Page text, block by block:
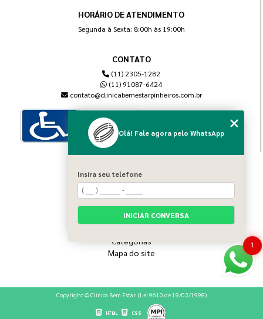
HORÁRIO DE ATENDIMENTO
Segunda à Sexta: 8:00h às 19:00h
CONTATO
(11) 2305-1282
(11) 91087-6424
contato@clinicabemestarpinheiros.com.br
Home
Sobre nós
Blog
Serviços
Categorias
Mapa do site
Copyright © Clínica Bem Estar. (Lei 9610 de 19/02/1998)
HTML CSS
1
Olá! Fale agora pelo WhatsApp
Insira seu telefone
INICIAR CONVERSA